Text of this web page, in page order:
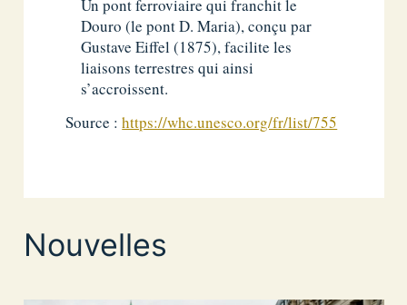
Un pont ferroviaire qui franchit le
Douro (le pont D. Maria), conçu par
Gustave Eiffel (1875), facilite les
liaisons terrestres qui ainsi
s’accroissent.
Source :https://whc.unesco.org/fr/list/755
Nouvelles